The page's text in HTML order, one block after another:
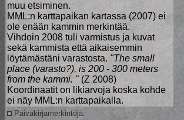
muu etsiminen.
MML:n karttapaikan kartassa (2007) ei
ole enään kammin merkintää.
Vihdoin 2008 tuli varmistus ja kuvat
sekä kammista että aikaisemmin
löytämästäni varastosta. "The small
place (varasto?), is 200 - 300 meters
from the kammi. "(Z 2008)
Koordinaatit on likiarvoja koska kohde
ei näy MML:n karttapaikalla.
Päiväkirjamerkintöjä: